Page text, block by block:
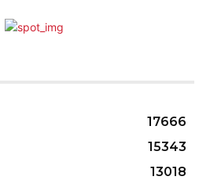
17666
15343
13018